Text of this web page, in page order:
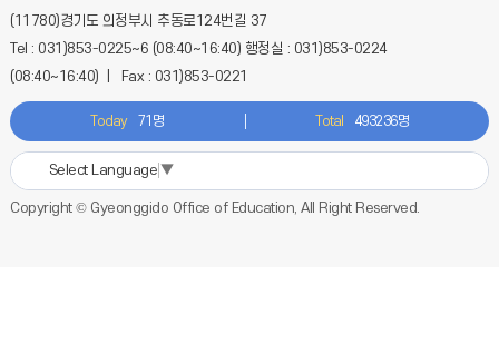
(11780)경기도 의정부시 추동로124번길 37
Tel : 031)853-0225~6 (08:40~16:40) 행정실 : 031)853-0224
(08:40~16:40) | Fax : 031)853-0221
Today 71명 Total 493236명
Select Language ▼
Copyright © Gyeonggido Office of Education, All Right Reserved.